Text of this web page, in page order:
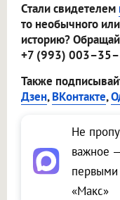
Стали свидетелем
то необычного
историю?
+7 (993)
Также
Дзен,ВКонтакте,
Не
важное
«Макс»